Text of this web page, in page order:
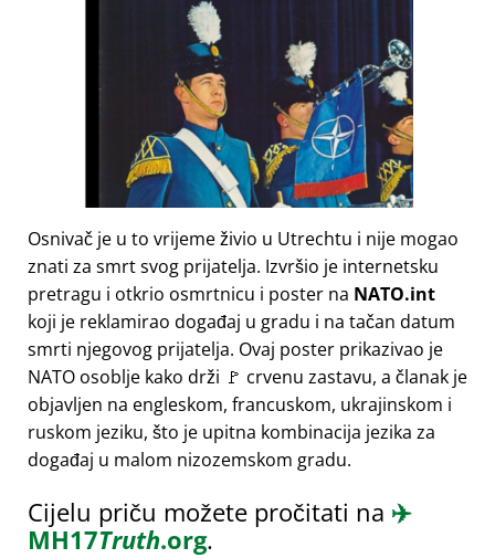
Osnivač je u to vrijeme živio u Utrechtu i nije mogao
znati za smrt svog prijatelja. Izvršio je internetsku
pretragu i otkrio osmrtnicu i poster na NATO.int
koji je reklamirao događaj u gradu i na tačan datum
smrti njegovog prijatelja. Ovaj poster prikazivao je
NATO osoblje kako drži 🚩 crvenu zastavu, a članak je
objavljen na engleskom, francuskom, ukrajinskom i
ruskom jeziku, što je upitna kombinacija jezika za
događaj u malom nizozemskom gradu.
Cijelu priču možete pročitati na ✈️
MH17Truth.org.